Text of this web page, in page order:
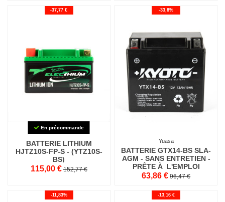
-37,77 €
En précommande
BATTERIE LITHIUM
HJTZ10S-FP-S - (YTZ10S-
BS)
115,00 € 152,77 €
-33,8%
Yuasa
BATTERIE GTX14-BS SLA-
AGM - SANS ENTRETIEN -
PRÊTE À L'EMPLOI
63,86 € 96,47 €
-11,83% -13,16 €